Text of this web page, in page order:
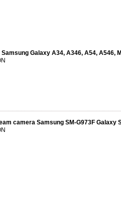
Galaxy A34, A346, A54, A546,
camera Samsung SM-G973F Galaxy